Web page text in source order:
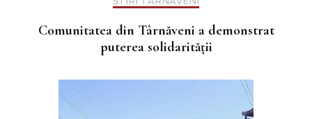
Comunitatea din Târnăveni a demonstrat
puterea solidarității